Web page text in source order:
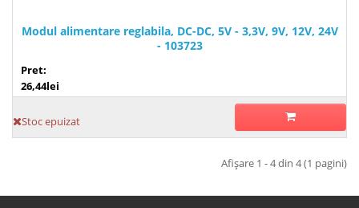
Modul alimentare reglabila, DC-DC, 5V - 3,3V, 9V, 12V, 24V
- 103723
Pret:
26,44lei
Stoc epuizat
Afişare 1 - 4 din 4 (1 pagini)